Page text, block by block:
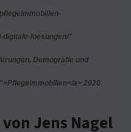
digitale-loesungen/"
Demografie und
a> 2026
Jens Nagel